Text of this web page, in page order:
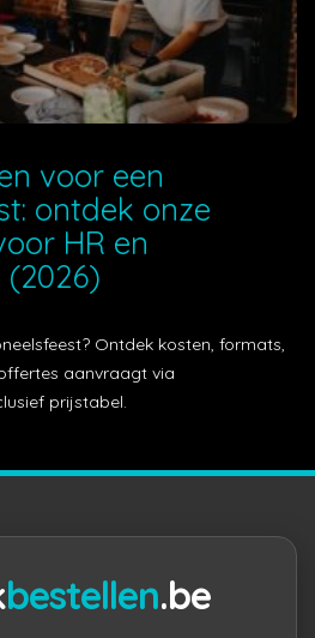
voor een
ontdek onze
HR en
Ontdek kosten, formats,
aanvraagt via
prijstabel.
bestellen.be